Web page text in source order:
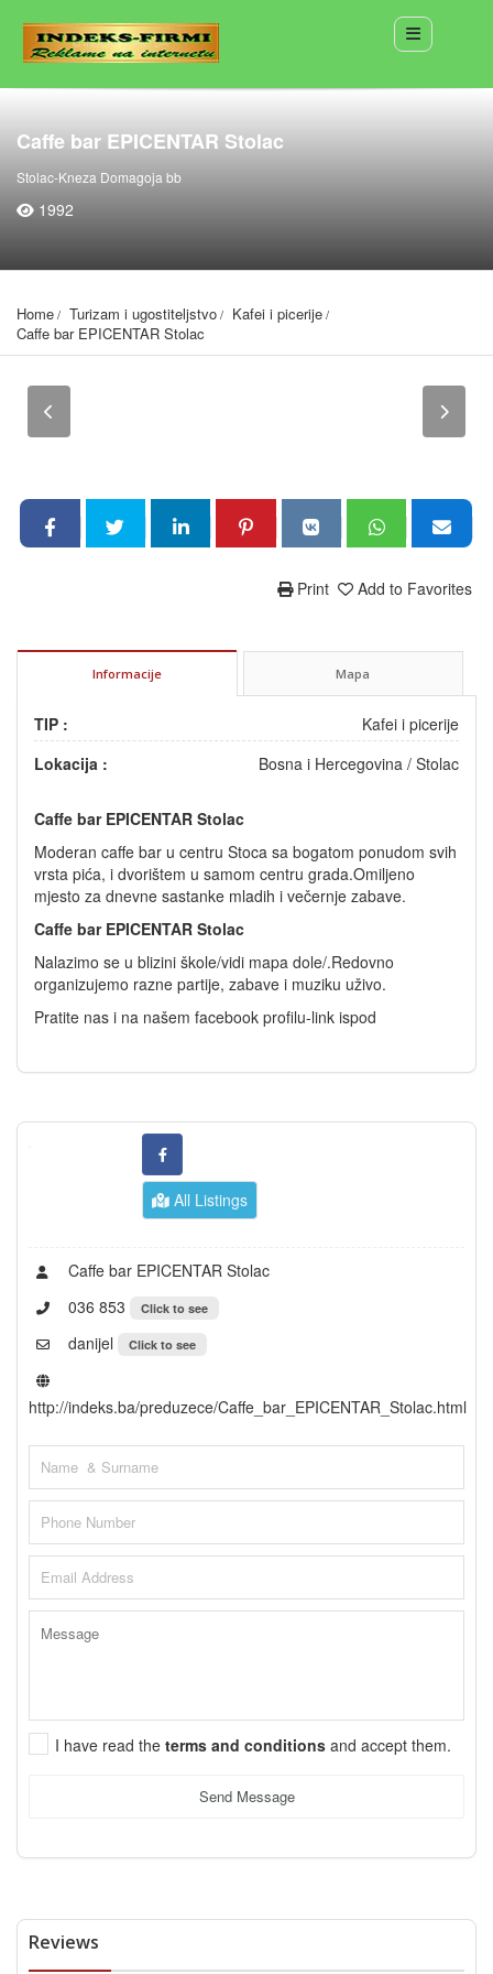
Caffe bar EPICENTAR Stolac
Stolac-Kneza Domagoja bb
1992
Home Turizam i ugostiteljstvo
Kafei i picerije
Caffe bar EPICENTAR Stolac
Add to Favorites
Print
Informacije Mapa
TIP :
Kafei i picerije
Lokacija :
Bosna i Hercegovina / Stolac
Caffe bar EPICENTAR Stolac
Moderan caffe bar u centru Stoca sa bogatom ponudom svih
vrsta pića, i dvorištem u samom centru grada.Omiljeno
mjesto za dnevne sastanke mladih i večernje zabave.
Caffe bar EPICENTAR Stolac
Nalazimo se u blizini škole/vidi mapa dole/.Redovno
organizujemo razne partije, zabave i muziku uživo.
Pratite nas i na našem facebook profilu-link ispod
All Listings
Caffe bar EPICENTAR Stolac
036 853
Click to see
danijel Click to see
http://indeks.ba/preduzece/Caffe_bar_EPICENTAR_Stolac.html
I have read the terms and conditions and accept them.
Send Message
Reviews